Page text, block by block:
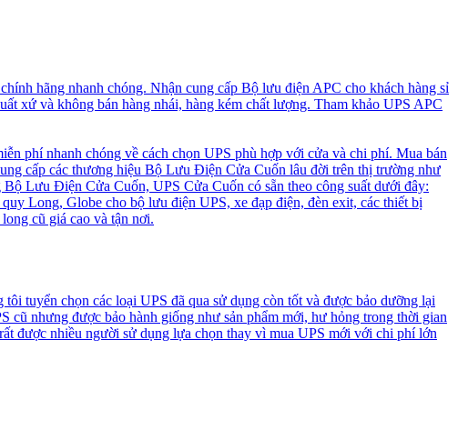
hãng nhanh chóng. Nhận cung cấp Bộ lưu điện APC cho khách hàng sỉ
xứ và không bán hàng nhái, hàng kém chất lượng. Tham khảo UPS APC
phí nhanh chóng về cách chọn UPS phù hợp với cửa và chi phí. Mua bán
cấp các thương hiệu Bộ Lưu Điện Cửa Cuốn lâu đời trên thị trường như
Lưu Điện Cửa Cuốn, UPS Cửa Cuốn có sẵn theo công suất dưới đây:
Long, Globe cho bộ lưu điện UPS, xe đạp điện, đèn exit, các thiết bị
cũ giá cao và tận nơi.
tuyển chọn các loại UPS đã qua sử dụng còn tốt và được bảo dưỡng lại
nhưng được bảo hành giống như sản phẩm mới, hư hỏng trong thời gian
được nhiều người sử dụng lựa chọn thay vì mua UPS mới với chi phí lớn